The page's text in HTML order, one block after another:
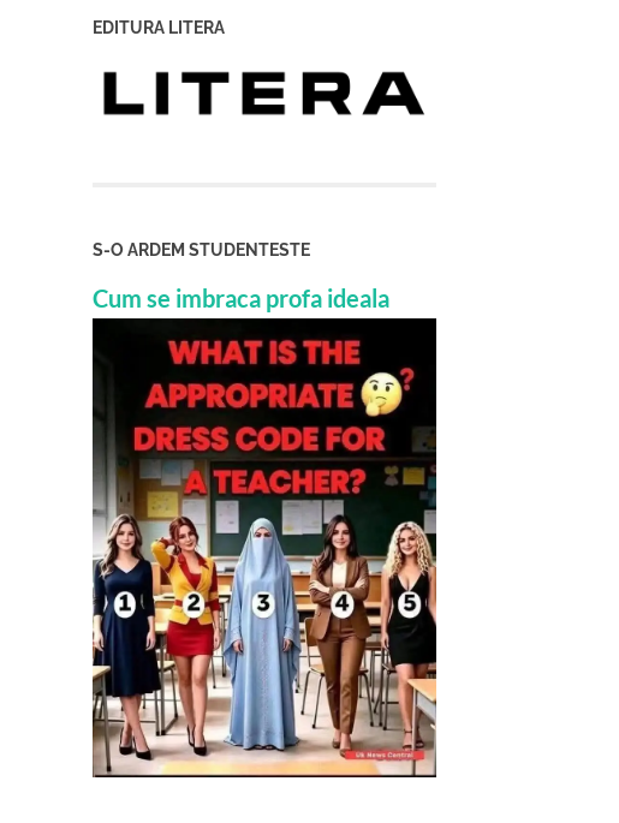
EDITURA LITERA
S-O ARDEM STUDENTESTE
Cum se imbraca profa ideala